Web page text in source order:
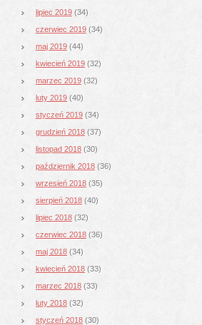
lipiec 2019 (34)
czerwiec 2019 (34)
maj 2019 (44)
kwiecień 2019 (32)
marzec 2019 (32)
luty 2019 (40)
styczeń 2019 (34)
grudzień 2018 (37)
listopad 2018 (30)
październik 2018 (36)
wrzesień 2018 (35)
sierpień 2018 (40)
lipiec 2018 (32)
czerwiec 2018 (36)
maj 2018 (34)
kwiecień 2018 (33)
marzec 2018 (33)
luty 2018 (32)
styczeń 2018 (30)